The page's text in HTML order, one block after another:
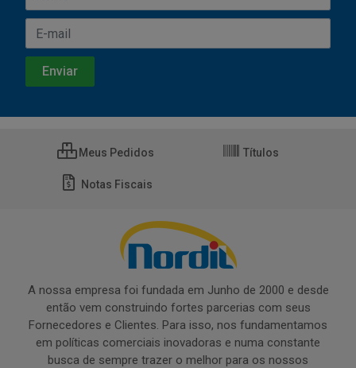
Meus Pedidos Títulos
Notas Fiscais
A nossa empresa foi fundada em Junho de 2000 e desde
então vem construindo fortes parcerias com seus
Fornecedores e Clientes. Para isso, nos fundamentamos
em políticas comerciais inovadoras e numa constante
busca de sempre trazer o melhor para os nossos